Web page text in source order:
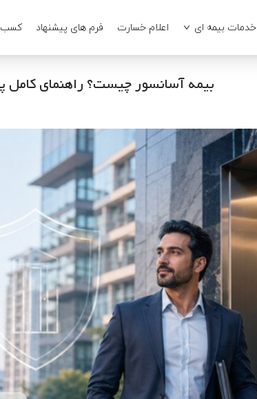
خدمات بیمه ای اعلام خسارت فرم های پیشنهاد کسب
بیمه آسانسور چیست؟ راهنمای